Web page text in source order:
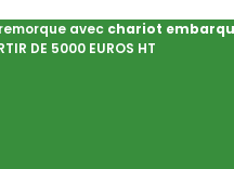
avec chariot
DE 5000 EUROS HT